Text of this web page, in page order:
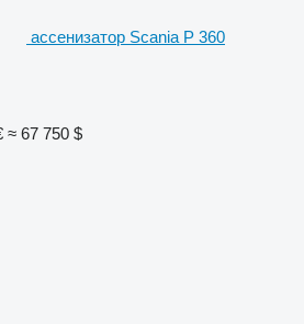
ассенизатор Scania P 360
≈ 67 750 $